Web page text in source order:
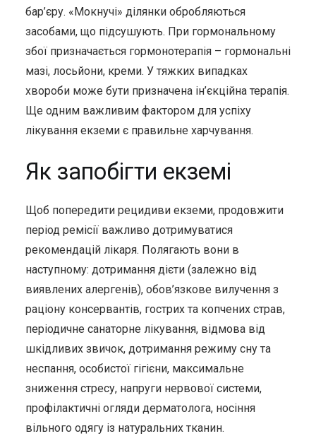
бар’єру. «Мокнучі» ділянки обробляються
засобами, що підсушують. При гормональному
збої призначається гормонотерапія – гормональні
мазі, лосьйони, креми. У тяжких випадках
хвороби може бути призначена ін’єкційна терапія.
Ще одним важливим фактором для успіху
лікування екземи є правильне харчування.
Як запобігти екземі
Щоб попередити рецидиви екземи, продовжити
період ремісії важливо дотримуватися
рекомендацій лікаря. Полягають вони в
наступному: дотримання дієти (залежно від
виявлених алергенів), обов’язкове вилучення з
раціону консервантів, гострих та копчених страв,
періодичне санаторне лікування, відмова від
шкідливих звичок, дотримання режиму сну та
неспання, особистої гігієни, максимальне
зниження стресу, напруги нервової системи,
профілактичні огляди дерматолога, носіння
вільного одягу із натуральних тканин.